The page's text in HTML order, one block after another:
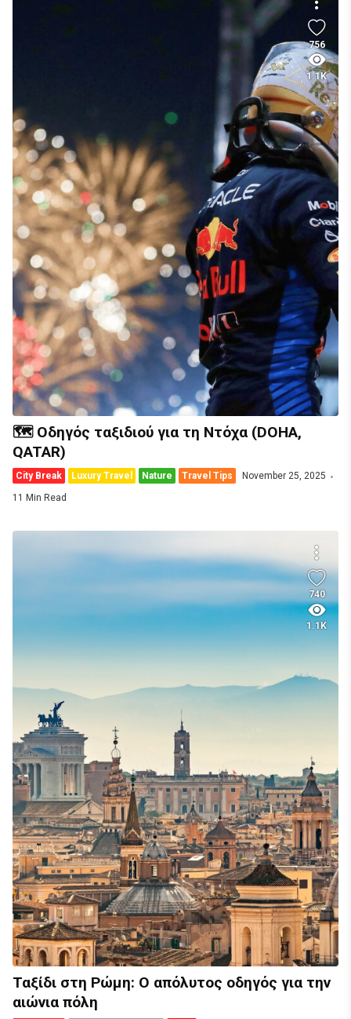
756
1.1K
🗺️ Οδηγός ταξιδιού για τη Ντόχα (DOHA,
QATAR)
City Break Luxury Travel Nature Travel Tips
November 25, 2025
11 Min Read
740
1.1K
Ταξίδι στη Ρώμη: Ο απόλυτος οδηγός για την
αιώνια πόλη